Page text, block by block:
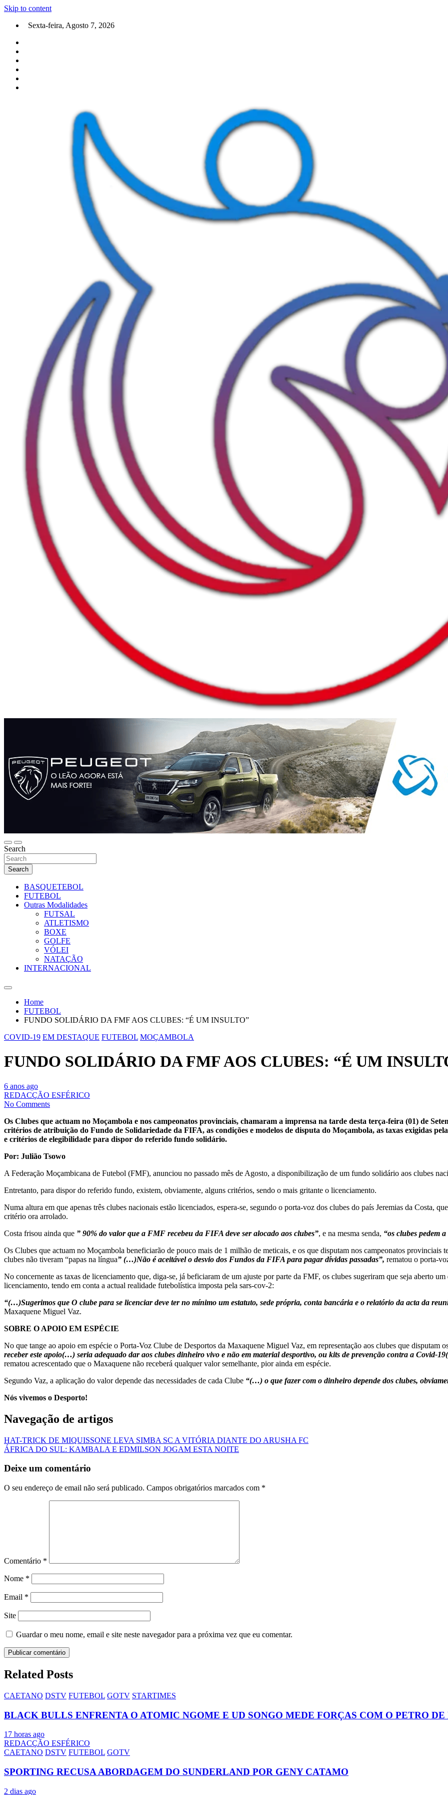
Skip to content
Sexta-feira, Agosto 7, 2026
Search
Search
BASQUETEBOL
FUTEBOL
Outras Modalidades
FUTSAL
ATLETISMO
BOXE
GOLFE
VÓLEI
NATAÇÃO
INTERNACIONAL
Home
FUTEBOL
FUNDO SOLIDÁRIO DA FMF AOS CLUBES: “É UM INSULTO”
COVID-19 EM DESTAQUE FUTEBOL MOÇAMBOLA
FUNDO SOLIDÁRIO DA FMF AOS CLUBES: “É UM
6 anos ago
REDACÇÃO ESFÉRICO
No Comments
Os Clubes que actuam no Moçambola e nos campeonatos provinciais, chamaram a imprensa na tarde desta terça-feira (01) de
critérios de atribuição do Fundo de Solidariedade da FIFA, as condições e modelos de disputa do Moçambola, as taxas exigidas
e critérios de elegibilidade para dispor do referido fundo solidário.
Por: Julião Tsowo
A Federação Moçambicana de Futebol (FMF), anunciou no passado mês de Agosto, a disponibilização de um fundo solidário aos clubes
Entretanto, para dispor do referido fundo, existem, obviamente, alguns critérios, sendo o mais gritante o licenciamento.
Numa altura em que apenas três clubes nacionais estão licenciados, espera-se, segundo o porta-voz dos clubes do país Jeremias da Costa,
critério ora arrolado.
Costa frisou ainda que ” 90% do valor que a FMF recebeu da FIFA deve ser alocado aos clubes”, e na mesma senda, “os clubes pedem
Os Clubes que actuam no Moçambola beneficiarão de pouco mais de 1 milhão de meticais, e os que disputam nos campeonatos provinciais
clubes não tiveram “papas na língua” (…)Não é aceitável o desvio dos Fundos da FIFA para pagar dívidas passadas”, rematou o porta-
No concernente as taxas de licenciamento que, diga-se, já beficiaram de um ajuste por parte da FMF, os clubes sugeriram que seja aberto
licenciamento, tendo em conta a actual realidade futebolística imposta pela sars-cov-2:
“(…)Sugerimos que O clube para se licenciar deve ter no mínimo um estatuto, sede própria, conta bancária e o relatório da acta da
Maxaquene Miguel Vaz.
SOBRE O APOIO EM ESPÉCIE
No que tange ao apoio em espécie o Porta-Voz Clube de Desportos da Maxaquene Miguel Vaz, em representação aos clubes que disputam
receber este apoio(…) seria adequado dar aos clubes dinheiro vivo e não em material desportivo, ou kits de prevenção contra a Covid-
rematou acrescentado que o Maxaquene não receberá qualquer valor semelhante, pior ainda em espécie.
Segundo Vaz, a aplicação do valor depende das necessidades de cada Clube “(…) o que fazer com o dinheiro depende dos clubes,
Nós vivemos o Desporto!
Navegação de artigos
HAT-TRICK DE MIQUISSONE LEVA SIMBA SC A VITÓRIA DIANTE DO ARUSHA FC
ÁFRICA DO SUL: KAMBALA E EDMILSON JOGAM ESTA NOITE
Deixe um comentário
O seu endereço de email não será publicado. Campos obrigatórios marcados com *
Comentário *
Nome *
Email *
Site
Guardar o meu nome, email e site neste navegador para a próxima vez que eu comentar.
Related Posts
CAETANO DSTV FUTEBOL GOTV STARTIMES
BLACK BULLS ENFRENTA O ATOMIC NGOME E UD SONGO MEDE FORÇAS COM O PETRO
17 horas ago
REDACÇÃO ESFÉRICO
CAETANO DSTV FUTEBOL GOTV
SPORTING RECUSA ABORDAGEM DO SUNDERLAND POR GENY CATAMO
2 dias ago